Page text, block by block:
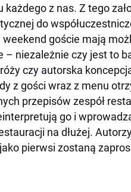
każdego z nas. Z tego
do
goście mają
– niezależnie czy jest to
czy autorska
z gości wraz z menu
przepisów zespół
go i
na dłużej.
pierwsi zostaną